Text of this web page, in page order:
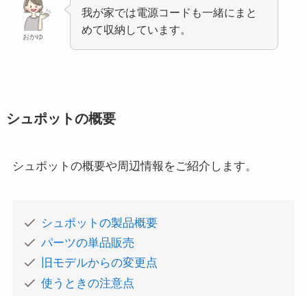
おかゆ
我が家では電源コードも一緒にまと
めて収納しています。
シュポットの概要
シュポットの概要や周辺情報をご紹介します。
シュポットの製品概要
パーツの単品販売
旧モデルからの変更点
使うときの注意点